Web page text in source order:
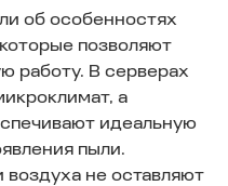
об особенностях
позволяют
работу. В серверах
а
идеальную
пыли.
не оставляют